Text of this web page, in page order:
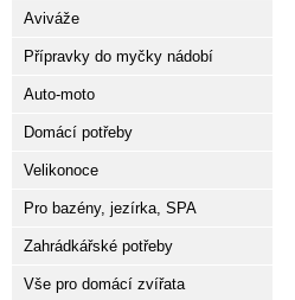
Aviváže
Přípravky do myčky nádobí
Auto-moto
Domácí potřeby
Velikonoce
Pro bazény, jezírka, SPA
Zahrádkářské potřeby
Vše pro domácí zvířata